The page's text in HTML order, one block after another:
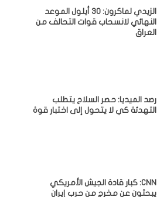
الزيدي لماكرون: 30 أيلول الموعد
النهائي لانسحاب قوات التحالف من
العراق
رصد الميديا: حصر السلاح يتطلب
التهدئة كي لا يتحول إلى اختبار قوة
CNN: كبار قادة الجيش الأمريكي
يبحثون عن مخرج من حرب إيران